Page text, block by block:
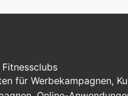
für Werbekampagnen,